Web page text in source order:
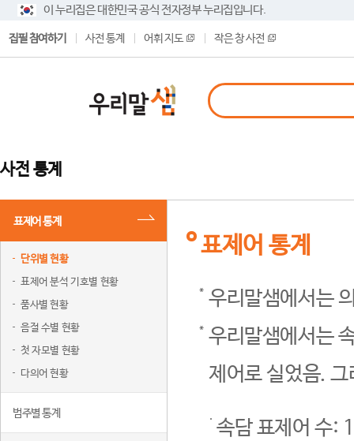
이 누리집은 대한민국 공식 전자정부 누리집입니다.
집필 참여하기 사전 통계 어휘 지도 작은 창 사전
사전 통계
표제어 통계
단위별 현황
표제어 분석 기호별 현황
품사별 현황
음절 수별 현황
첫 자모별 현황
다의어 현황
범주별 통계
표제어 통계
우리말샘에서는
우리말샘에서는
제어로 실었음.
속담 표제어 수: